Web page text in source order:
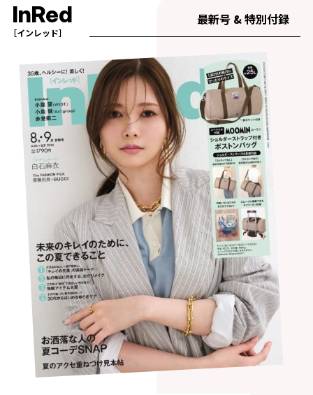
InRed
［インレッド］
最新号 & 特別付録